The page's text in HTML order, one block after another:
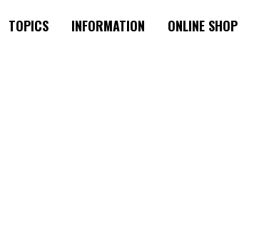
TOPICS INFORMATION ONLINE SHOP